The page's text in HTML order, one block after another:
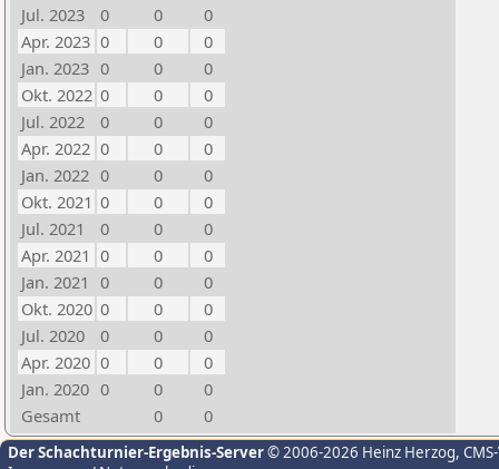
Jul. 2023
0 0
0
Apr. 2023 0 0
0
Jan. 2023 0 0
0
Okt. 2022 0 0
0
Jul. 2022
0 0
0
Apr. 2022 0 0
0
Jan. 2022 0 0
0
Okt. 2021 0 0
0
Jul. 2021
0 0
0
Apr. 2021 0 0
0
Jan. 2021 0 0
0
Okt. 2020 0 0
0
Jul. 2020
0 0
0
Apr. 2020 0 0
0
Jan. 2020 0 0
0
Gesamt
0 0
Der Schachturnier-Ergebnis-Server© 2006-2026 Heinz Herzog,